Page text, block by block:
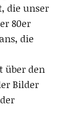
die unser
80er
die
über den
Bilder